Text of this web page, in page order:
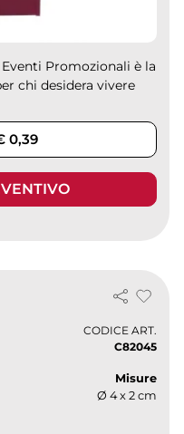
Promozionali è la
chi desidera vivere
0,39
CODICE ART.
C82045
Misure
Ø 4 x 2 cm